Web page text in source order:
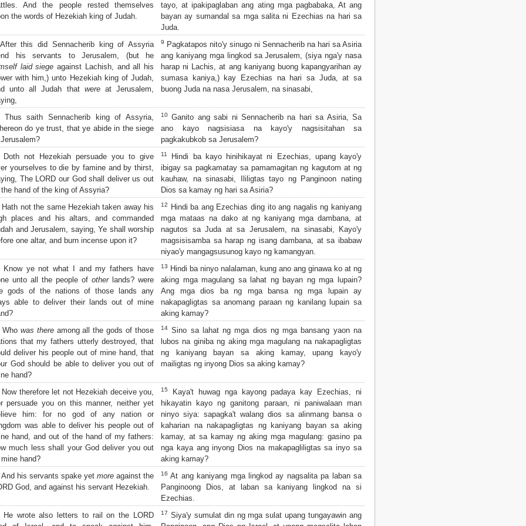
And the people rested themselves
the words of Hezekiah king of Judah.
tayo, at ipakipaglaban ang ating mga pagbabaka, At ang
bayan ay sumandal sa mga salita ni Ezechias na hari sa
Juda.
this did Sennacherib king of Assyria
his servants to Jerusalem, (but he
laid siege against Lachish, and all his
with him,) unto Hezekiah king of Judah,
unto all Judah that wereat Jerusalem,
9
Pagkatapos nito'y sinugo ni Sennacherib na hari sa Asiria
ang kaniyang mga lingkod sa Jerusalem, (siya nga'y nasa
harap ni Lachis, at ang kaniyang buong kapangyarihan ay
sumasa kaniya,) kay Ezechias na hari sa Juda, at sa
buong Juda na nasa Jerusalem, na sinasabi,
Thus saith Sennacherib king of Assyria,
do ye trust, that ye abide in the siege
10 Ganito ang sabi ni Sennacherib na hari sa Asiria, Sa
ano kayo nagsisiasa na kayo'y nagsisitahan sa
pagkakubkob sa Jerusalem?
not Hezekiah persuade you to give
yourselves to die by famine and by thirst,
The LORD our God shall deliver us out
hand of the king of Assyria?
11
Hindi ba kayo hinihikayat ni Ezechias, upang kayo'y
ibigay sa pagkamatay sa pamamagitan ng kagutom at ng
kauhaw, na sinasabi, Ililigtas tayo ng Panginoon nating
Dios sa kamay ng hari sa Asiria?
Hath not the same Hezekiah taken away his
places and his altars, and commanded
and Jerusalem, saying, Ye shall worship
one altar, and burn incense upon it?
12
Hindi ba ang Ezechias ding ito ang nagalis ng kaniyang
mga mataas na dako at ng kaniyang mga dambana, at
nagutos sa Juda at sa Jerusalem, na sinasabi, Kayo'y
magsisisamba sa harap ng isang dambana, at sa ibabaw
niyao'y mangagsusunog kayo ng kamangyan.
Know ye not what I and my fathers have
unto all the people of otherlands? were
gods of the nations of those lands any
able to deliver their lands out of mine
13
Hindi ba ninyo nalalaman, kung ano ang ginawa ko at ng
aking mga magulang sa lahat ng bayan ng mga lupain?
Ang mga dios ba ng mga bansa ng mga lupain ay
nakapagligtas sa anomang paraan ng kanilang lupain sa
aking kamay?
Who was thereamong all the gods of those
that my fathers utterly destroyed, that
deliver his people out of mine hand, that
God should be able to deliver you out of
hand?
14 Sino sa lahat ng mga dios ng mga bansang yaon na
lubos na giniba ng aking mga magulang na nakapagligtas
ng kaniyang bayan sa aking kamay, upang kayo'y
mailigtas ng inyong Dios sa aking kamay?
Now therefore let not Hezekiah deceive you,
persuade you on this manner, neither yet
him: for no god of any nation or
was able to deliver his people out of
hand, and out of the hand of my fathers:
much less shall your God deliver you out
hand?
15
Kaya't huwag nga kayong padaya kay Ezechias, ni
hikayatin kayo ng ganitong paraan, ni paniwalaan man
ninyo siya: sapagka't walang dios sa alinmang bansa o
kaharian na nakapagligtas ng kaniyang bayan sa aking
kamay, at sa kamay ng aking mga magulang: gasino pa
nga kaya ang inyong Dios na makapagliligtas sa inyo sa
aking kamay?
And his servants spake yet more against the
God, and against his servant Hezekiah.
16 At ang kaniyang mga lingkod ay nagsalita pa laban sa
Panginoong Dios, at laban sa kaniyang lingkod na si
Ezechias.
He wrote also letters to rail on the LORD
17 Siya'y sumulat din ng mga sulat upang tungayawin ang